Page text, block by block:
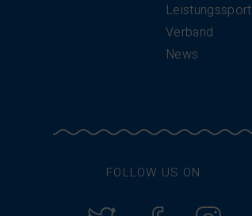
Leistungssport
Verband
News
FOLLOW US ON